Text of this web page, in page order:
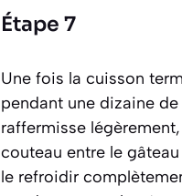
Étape 7
Une fois la cuisson
pendant une dizaine
raffermisse
couteau entre le
le refroidir